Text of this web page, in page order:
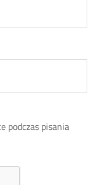
podczas pisania